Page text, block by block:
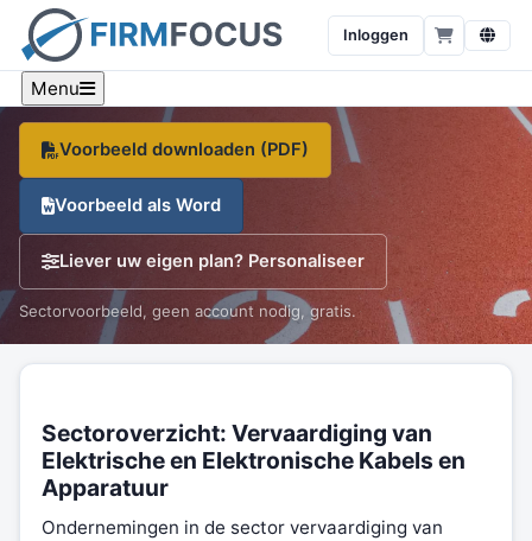
Inloggen
Menu
stopcontacten e.d.
Een sector-specifiek voorbeeld, branche-cijfers en een
gratis sjabloon, op één pagina.
Voorbeeld downloaden (PDF)
Voorbeeld als Word
Liever uw eigen plan? Personaliseer
Sectorvoorbeeld, geen account nodig, gratis.
Sectoroverzicht: Vervaardiging van
Elektrische en Elektronische Kabels en
Apparatuur
Ondernemingen in de sector vervaardiging van